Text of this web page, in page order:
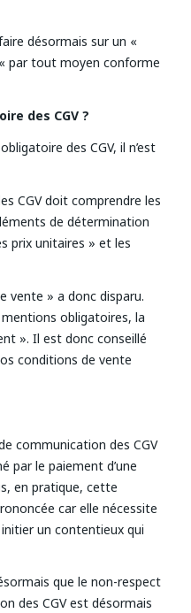
désormais sur un «
par tout moyen conforme
des CGV ?
des CGV, il n’est
CGV doit comprendre les
de détermination
prix unitaires » et les
vente » a donc disparu.
obligatoires, la
». Il est donc conseillé
conditions de vente
communication des CGV
par le paiement d’une
en pratique, cette
car elle nécessite
un contentieux qui
que le non-respect
des CGV est désormais